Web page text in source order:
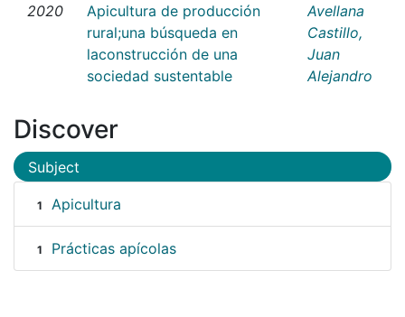
2020
Apicultura de producción
rural;una búsqueda en
laconstrucción de una
sociedad sustentable
Avellana
Castillo,
Juan
Alejandro
Discover
Subject
1 Apicultura
1 Prácticas apícolas